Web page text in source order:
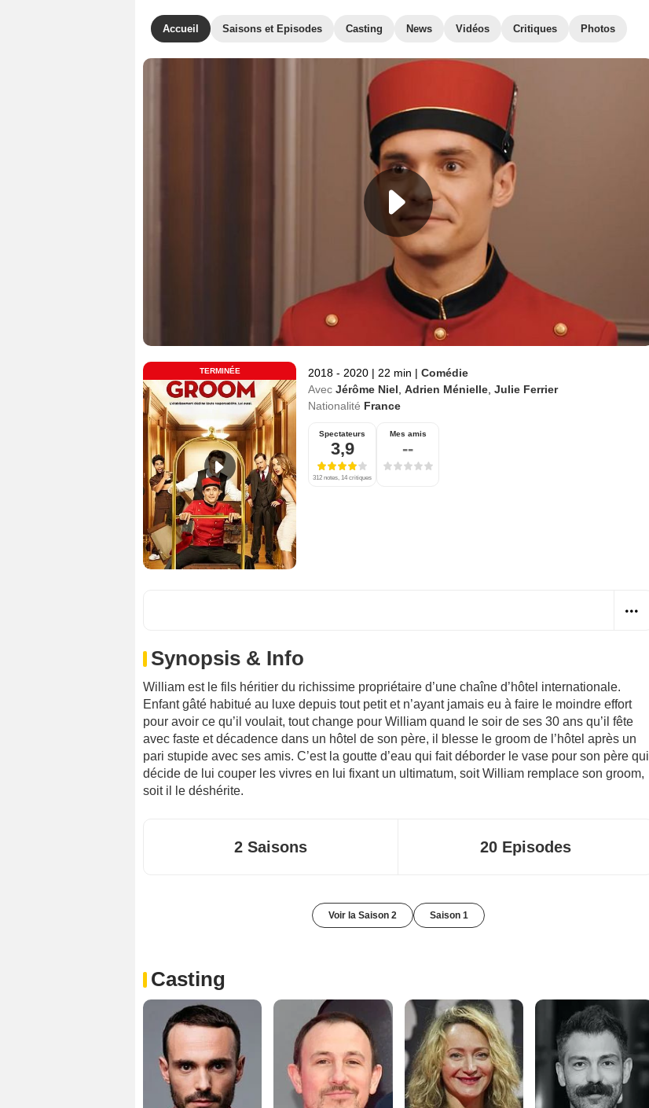
Accueil Saisons et Episodes Casting News Vidéos Critiques Photos
TERMINÉE 2018 - 2020 | 22 min | Comédie
Avec Jérôme Niel Adrien Ménielle Julie Ferrier
Nationalité France
Spectateurs
3,9
312 notes, 14 critiques
Mes amis
--
Synopsis & Info
William est le fils héritier du richissime propriétaire d’une chaîne d’hôtel internationale.
Enfant gâté habitué au luxe depuis tout petit et n’ayant jamais eu à faire le moindre effort
pour avoir ce qu’il voulait, tout change pour William quand le soir de ses 30 ans qu’il fête
avec faste et décadence dans un hôtel de son père, il blesse le groom de l’hôtel après un
pari stupide avec ses amis. C’est la goutte d’eau qui fait déborder le vase pour son père qui
décide de lui couper les vivres en lui fixant un ultimatum, soit William remplace son groom,
soit il le déshérite.
2 Saisons 20 Episodes
Voir la Saison 2 Saison 1
Casting